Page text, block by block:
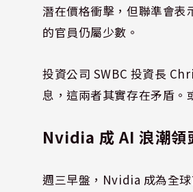
潛在價格衝擊，但聯準會
的官員仍屬少數。
投資公司 SWBC 投資長
息，這兩者其實存在矛盾。
Nvidia 成 AI 浪潮領
週三早盤，Nvidia 成為全